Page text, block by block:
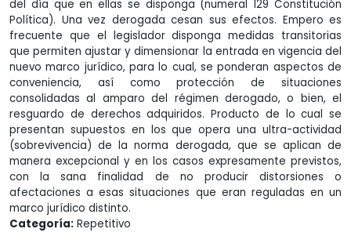
del día que en ellas se disponga (numeral 129 Constitución
Política). Una vez derogada cesan sus efectos. Empero es
frecuente que el legislador disponga medidas transitorias
que permiten ajustar y dimensionar la entrada en vigencia del
nuevo marco jurídico, para lo cual, se ponderan aspectos de
conveniencia, así como protección de situaciones
consolidadas al amparo del régimen derogado, o bien, el
resguardo de derechos adquiridos. Producto de lo cual se
presentan supuestos en los que opera una ultra-actividad
(sobrevivencia) de la norma derogada, que se aplican de
manera excepcional y en los casos expresamente previstos,
con la sana finalidad de no producir distorsiones o
afectaciones a esas situaciones que eran reguladas en un
marco jurídico distinto.
Categoría: Repetitivo